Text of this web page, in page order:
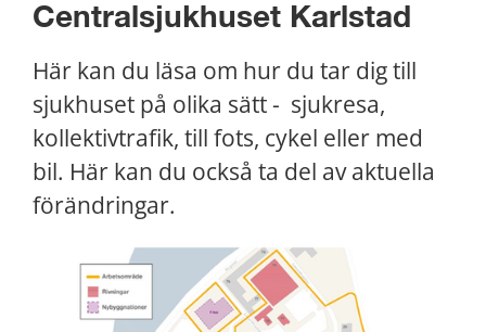
Centralsjukhuset Karlstad
Här kan du läsa om hur du tar dig till
sjukhuset på olika sätt -  sjukresa,
kollektivtrafik, till fots, cykel eller med
bil. Här kan du också ta del av aktuella
förändringar.